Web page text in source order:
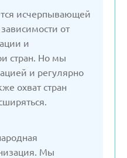
исчерпывающей
от
и
стран. Но мы
и регулярно
охват стран
Мы